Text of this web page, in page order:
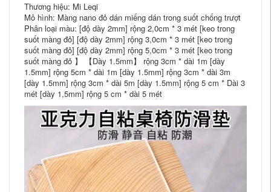
Thương hiệu: Mi Leqi
Mô hình: Màng nano đỏ dán miếng dán trong suốt chống trượt
Phân loại màu: [độ dày 2mm] rộng 2,0cm * 3 mét [keo trong
suốt màng đỏ] [độ dày 2mm] rộng 3,0cm * 3 mét [keo trong
suốt màng đỏ] [độ dày 2mm] rộng 5,0cm * 3 mét [keo trong
suốt màng đỏ 】 【Dày 1.5mm】 rộng 3cm * dài 1m [dày
1.5mm] rộng 5cm * dài 1m [dày 1.5mm] rộng 3cm * dài 3m
[dày 1.5mm] rộng 3cm * dài 5m [dày 1.5mm] rộng 5 cm * Dài 3
mét [dày 1,5mm] rộng 5 cm * dài 5 mét